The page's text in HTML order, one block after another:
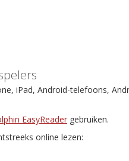
iPad, Android-telefoons,
EasyReader gebruiken.
online lezen: